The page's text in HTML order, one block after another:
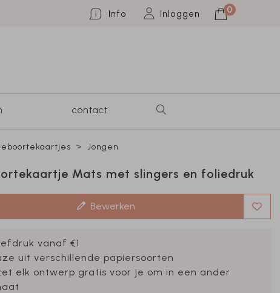
Info Inloggen 0
contact
Jongen
Mats met slingers en foliedruk
Bewerken
vanaf €1
uit verschillende papiersoorten
elk ontwerp gratis voor je om in een ander